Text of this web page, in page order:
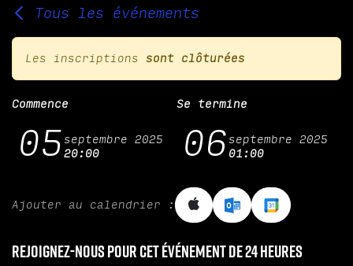
Tous les événements
Les inscriptions sont clôturées
Commence
05septembre 2025
20:00
Se termine
06septembre 2025
01:00
Ajouter au calendrier :
Rejoignez-nous pour cet événement de 24 heures